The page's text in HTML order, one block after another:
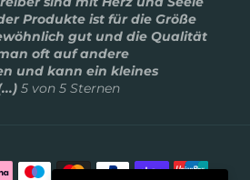
Produkte ist für die Größe
gut und die Qualität
oft auf andere
und kann ein kleines
5 von 5 Sternen